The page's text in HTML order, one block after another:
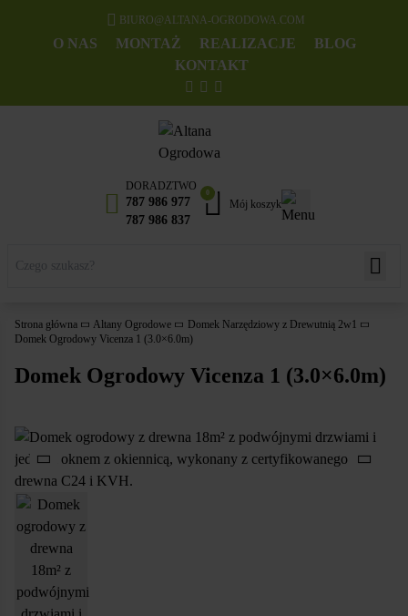
BIURO@ALTANA-OGRODOWA.COM
O NAS MONTAŻ REALIZACJE
BLOG
KONTAKT
DORADZTWO
787 986 977
787 986 837
0
Mój koszyk
Strona główna Altany Ogrodowe
Domek Narzędziowy z Drewutnią 2w1
Domek Ogrodowy Vicenza 1 (3.0×6.0m)
Domek Ogrodowy Vicenza 1 (3.0×6.0m)